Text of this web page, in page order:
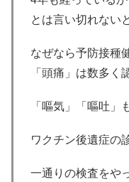
とは言い切れない
なぜなら予防接種
「頭痛」は数多く
「嘔気」「嘔吐」
ワクチン後遺症の
一通りの検査をや